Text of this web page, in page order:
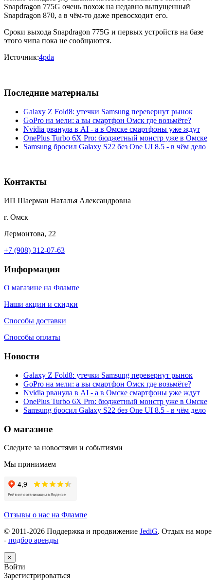
Snapdragon 775G очень похож на недавно выпущенный
Snapdragon 870, а в чём-то даже превосходит его.
Сроки выхода Snapdragon 775G и первых устройств на базе
этого чипа пока не сообщаются.
Источник:4pda
Последние материалы
Galaxy Z Fold8: утечки Samsung перевернут рынок
GoPro на мели: а вы смартфон Омск где возьмёте?
Nvidia рванула в AI - а в Омске смартфоны уже ждут
OnePlus Turbo 6X Pro: бюджетный монстр уже в Омске
Samsung бросил Galaxy S22 без One UI 8.5 - в чём дело
Контакты
ИП Шаерман Наталья Александровна
г. Омск
Лермонтова, 22
+7 (908) 312-07-63
Информация
О магазине на Флампе
Наши акции и скидки
Способы доставки
Способы оплаты
Новости
Galaxy Z Fold8: утечки Samsung перевернут рынок
GoPro на мели: а вы смартфон Омск где возьмёте?
Nvidia рванула в AI - а в Омске смартфоны уже ждут
OnePlus Turbo 6X Pro: бюджетный монстр уже в Омске
Samsung бросил Galaxy S22 без One UI 8.5 - в чём дело
О магазине
Следите за новостями и событиями
Мы принимаем
Отзывы о нас на Флампе
© 2011-2026 Поддержка и продвижение JediG. Отдых на море
- подбор аренды
×
Войти
Зарегистрироваться